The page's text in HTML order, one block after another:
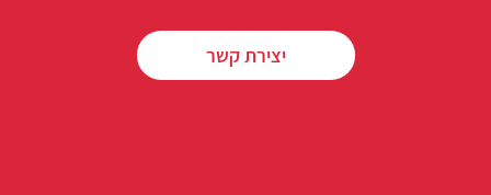
יצירת קשר